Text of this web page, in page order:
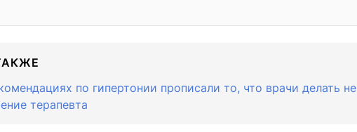
по гипертонии прописали то, что врачи делать не
терапевта